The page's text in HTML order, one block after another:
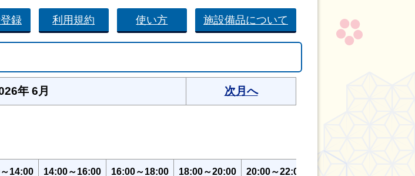
録 利用規約 使い方 施設備品について
年 6月 次月へ
14:00 14:00～16:00 16:00～18:00 18:00～20:00 20:00～22:00